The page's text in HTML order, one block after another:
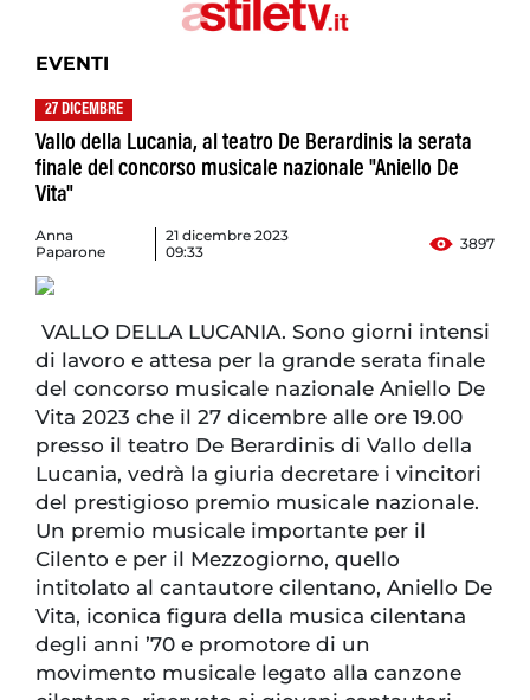
EVENTI
27 DICEMBRE
Vallo della Lucania, al teatro De Berardinis la serata
finale del concorso musicale nazionale "Aniello De
Vita"
Anna
Paparone
21 dicembre 2023
09:33
3897
VALLO DELLA LUCANIA. Sono giorni intensi
di lavoro e attesa per la grande serata finale
del concorso musicale nazionale Aniello De
Vita 2023 che il 27 dicembre alle ore 19.00
presso il teatro De Berardinis di Vallo della
Lucania, vedrà la giuria decretare i vincitori
del prestigioso premio musicale nazionale.
Un premio musicale importante per il
Cilento e per il Mezzogiorno, quello
intitolato al cantautore cilentano, Aniello De
Vita, iconica figura della musica cilentana
degli anni ’70 e promotore di un
movimento musicale legato alla canzone